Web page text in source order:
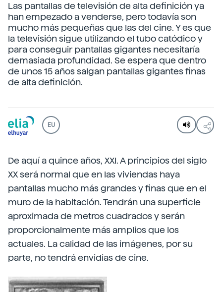
Las pantallas de televisión de alta definición ya
han empezado a venderse, pero todavía son
mucho más pequeñas que las del cine. Y es que
la televisión sigue utilizando el tubo catódico y
para conseguir pantallas gigantes necesitaría
demasiada profundidad. Se espera que dentro
de unos 15 años salgan pantallas gigantes finas
de alta definición.
EU
De aquí a quince años, XXI. A principios del siglo
XX será normal que en las viviendas haya
pantallas mucho más grandes y finas que en el
muro de la habitación. Tendrán una superficie
aproximada de metros cuadrados y serán
proporcionalmente más amplios que los
actuales. La calidad de las imágenes, por su
parte, no tendrá envidias de cine.